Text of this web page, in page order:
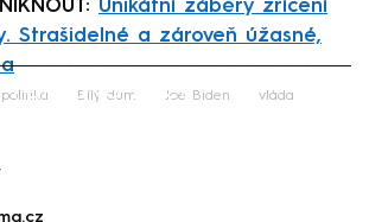
Unikátní záběry zřícení
Strašidelné a zároveň úžasné,
Failed to fetch
politika Bílý dům Joe Biden vláda